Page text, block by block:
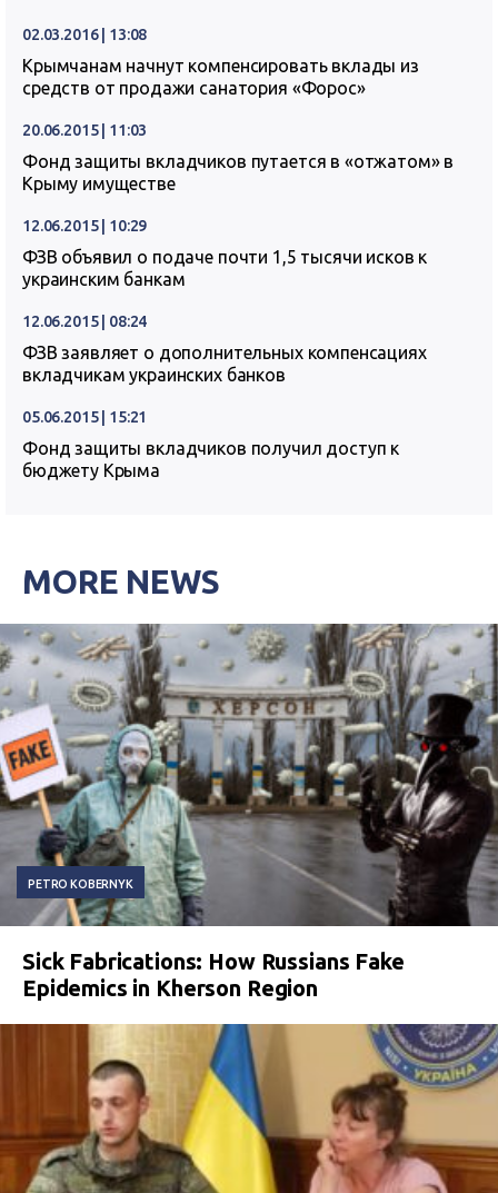
02.03.2016 | 13:08
Крымчанам начнут компенсировать вклады из
средств от продажи санатория «Форос»
20.06.2015 | 11:03
Фонд защиты вкладчиков путается в «отжатом» в
Крыму имуществе
12.06.2015 | 10:29
ФЗВ объявил о подаче почти 1,5 тысячи исков к
украинским банкам
12.06.2015 | 08:24
ФЗВ заявляет о дополнительных компенсациях
вкладчикам украинских банков
05.06.2015 | 15:21
Фонд защиты вкладчиков получил доступ к
бюджету Крыма
MORE NEWS
PETRO KOBERNYK
Sick Fabrications: How Russians Fake
Epidemics in Kherson Region